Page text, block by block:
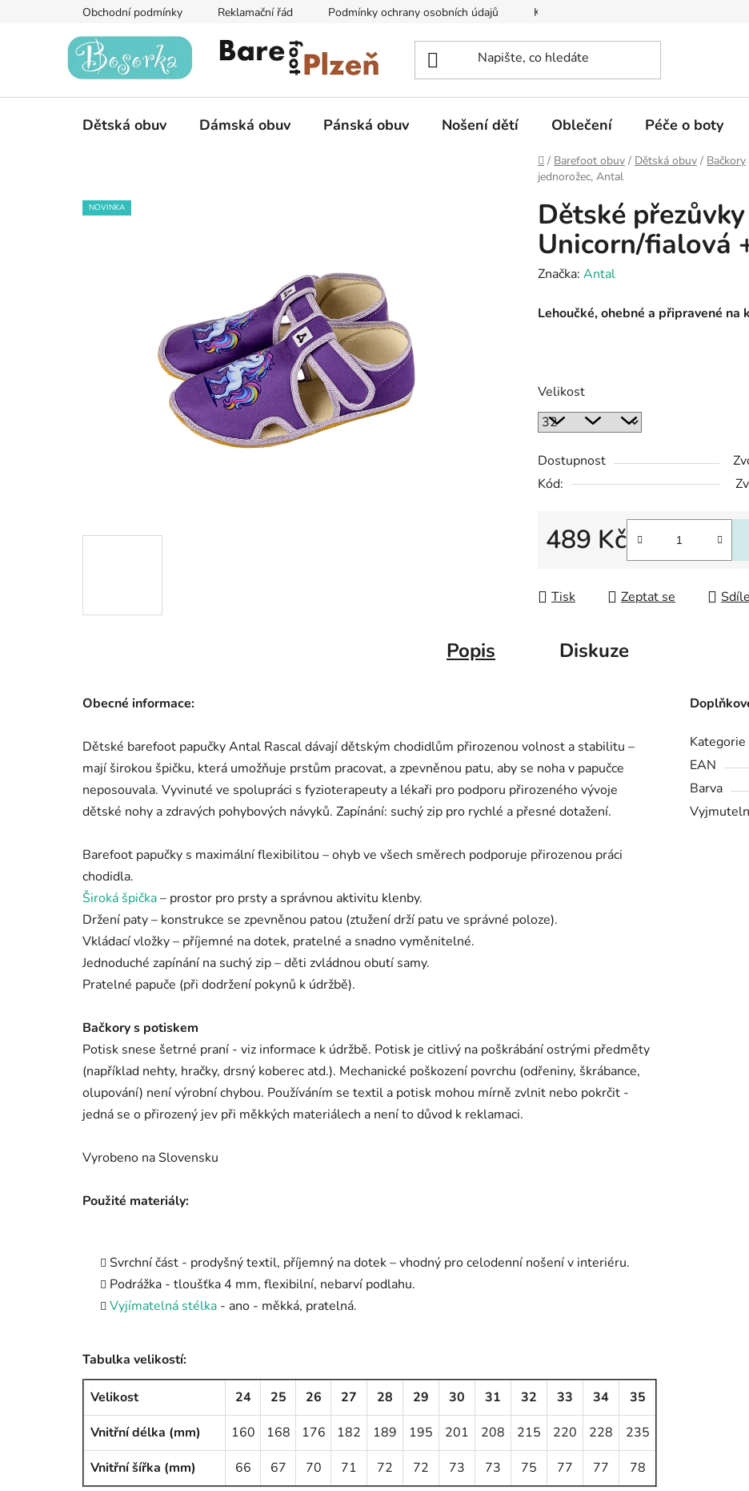
Obchodní podmínky Reklamační řád Podmínky ochrany osobních údajů Kontakty na prodejny
Dětská obuv Dámská obuv Pánská obuv Nošení dětí Oblečení Péče o boty
Domů
/ Barefoot obuv / Dětská obuv / Bačkory
jednorožec, Antal
Dětské
Unicorn/fialová
Značka: Antal
Lehoučké, ohebné a připravené na
Velikost
Dostupnost
Kód:
489 Kč
Tisk Zeptat se
NOVINKA
Popis Diskuze
Obecné informace:
Dětské barefoot papučky Antal Rascal dávají dětským chodidlům přirozenou volnost a stabilitu –
mají širokou špičku, která umožňuje prstům pracovat, a zpevněnou patu, aby se noha v papučce
neposouvala. Vyvinuté ve spolupráci s fyzioterapeuty a lékaři pro podporu přirozeného vývoje
dětské nohy a zdravých pohybových návyků. Zapínání: suchý zip pro rychlé a přesné dotažení.
Barefoot papučky s maximální flexibilitou – ohyb ve všech směrech podporuje přirozenou práci
chodidla.
Široká špička– prostor pro prsty a správnou aktivitu klenby.
Držení paty – konstrukce se zpevněnou patou (ztužení drží patu ve správné poloze).
Vkládací vložky – příjemné na dotek, pratelné a snadno vyměnitelné.
Jednoduché zapínání na suchý zip – děti zvládnou obutí samy.
Pratelné papuče (při dodržení pokynů k údržbě).
Bačkory s potiskem
Potisk snese šetrné praní - viz informace k údržbě. Potisk je citlivý na poškrábání ostrými předměty
(například nehty, hračky, drsný koberec atd.). Mechanické poškození povrchu (odřeniny, škrábance,
olupování) není výrobní chybou. Používáním se textil a potisk mohou mírně zvlnit nebo pokrčit -
jedná se o přirozený jev při měkkých materiálech a není to důvod k reklamaci.
Vyrobeno na Slovensku
Použité materiály:
Svrchní část - prodyšný textil, příjemný na dotek – vhodný pro celodenní nošení v interiéru.
Podrážka - tloušťka 4 mm, flexibilní, nebarví podlahu.
Vyjímatelná stélka - ano - měkká, pratelná.
Tabulka velikostí:
Velikost 24 25 26 27 28 29 30 31 32 33 34
35
Vnitřní délka (mm)
160 168 176 182 189 195 201 208 215 220 228
235
Vnitřní šířka (mm)
66 67 70 71 72 72 73 73 75 77 77 78
Kategorie
EAN
Barva